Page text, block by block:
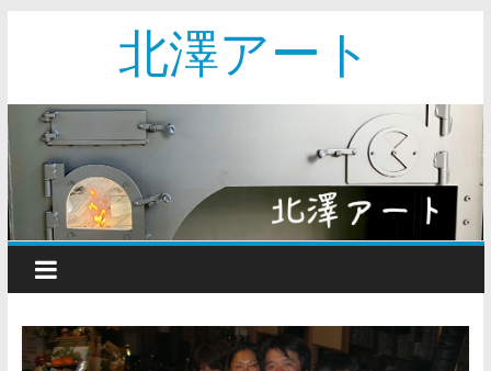
北澤アート